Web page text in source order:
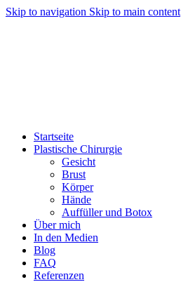
Skip to navigation Skip to main content
Startseite
Plastische Chirurgie
Gesicht
Brust
Körper
Hände
Auffüller und Botox
Über mich
In den Medien
Blog
FAQ
Referenzen